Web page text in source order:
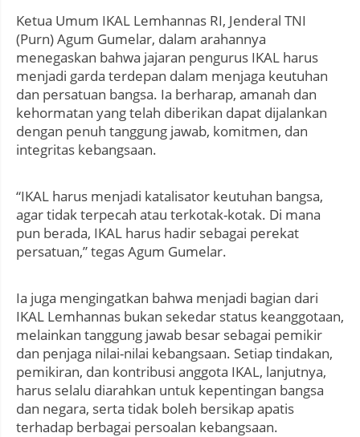
Ketua Umum IKAL Lemhannas RI, Jenderal TNI
(Purn) Agum Gumelar, dalam arahannya
menegaskan bahwa jajaran pengurus IKAL harus
menjadi garda terdepan dalam menjaga keutuhan
dan persatuan bangsa. Ia berharap, amanah dan
kehormatan yang telah diberikan dapat dijalankan
dengan penuh tanggung jawab, komitmen, dan
integritas kebangsaan.
“IKAL harus menjadi katalisator keutuhan bangsa,
agar tidak terpecah atau terkotak-kotak. Di mana
pun berada, IKAL harus hadir sebagai perekat
persatuan,” tegas Agum Gumelar.
Ia juga mengingatkan bahwa menjadi bagian dari
IKAL Lemhannas bukan sekedar status keanggotaan,
melainkan tanggung jawab besar sebagai pemikir
dan penjaga nilai-nilai kebangsaan. Setiap tindakan,
pemikiran, dan kontribusi anggota IKAL, lanjutnya,
harus selalu diarahkan untuk kepentingan bangsa
dan negara, serta tidak boleh bersikap apatis
terhadap berbagai persoalan kebangsaan.